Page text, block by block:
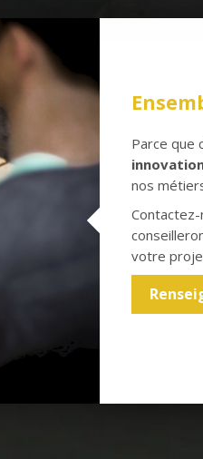
Parce que
nos
votre